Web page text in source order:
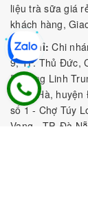
liệu trà sữa giá
khách hàng,
Địa Chỉ: Chi
9, TP. Thủ Đức,
Phường Linh
Đông Hà, huyện
số 1 - Chợ Túy
Vang - TP. Đà